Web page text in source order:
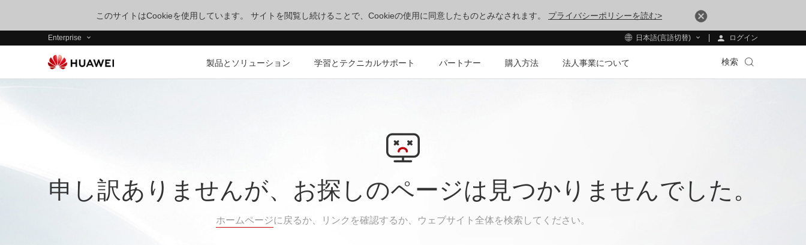
このサイトはCookieを使用しています。 サイトを閲覧し続けることで、Cookieの使用に同意したものとみなされます。 プライバシーポリシーを読む>
Enterprise 日本語(言語切替) ログイン
製品とソリューション 学習とテクニカルサポート パートナー 購入方法 法人事業について 検索
申し訳ありませんが、お探しのページは見つかりませんでした。
ホームページに戻るか、リンクを確認するか、ウェブサイト全体を検索してください。